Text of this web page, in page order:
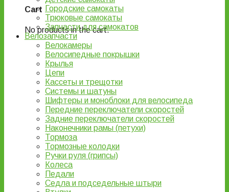
Cart
No products in the cart.
Городские самокаты
Трюковые самокаты
Запчасти для самокатов
Велозапчасти
Велокамеры
Велосипедные покрышки
Крылья
Цепи
Кассеты и трещотки
Системы и шатуны
Шифтеры и моноблоки для велосипеда
Передние переключатели скоростей
Задние переключатели скоростей
Наконечники рамы (петухи)
Тормоза
Тормозные колодки
Ручки руля (грипсы)
Колеса
Педали
Седла и подседельные штыри